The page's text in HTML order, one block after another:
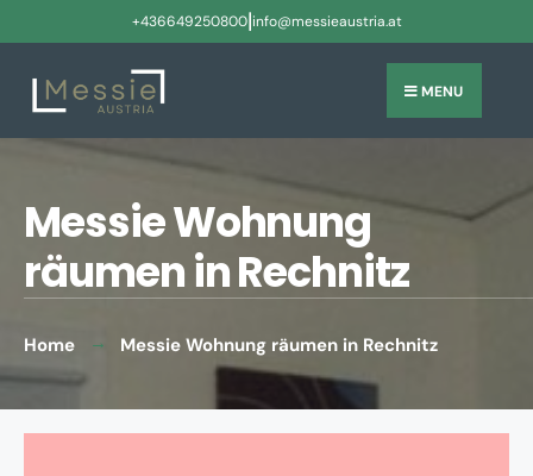
+436649250800|info@messieaustria.at
MENU
Messie Wohnung
räumen in Rechnitz
Home Messie Wohnung räumen in Rechnitz